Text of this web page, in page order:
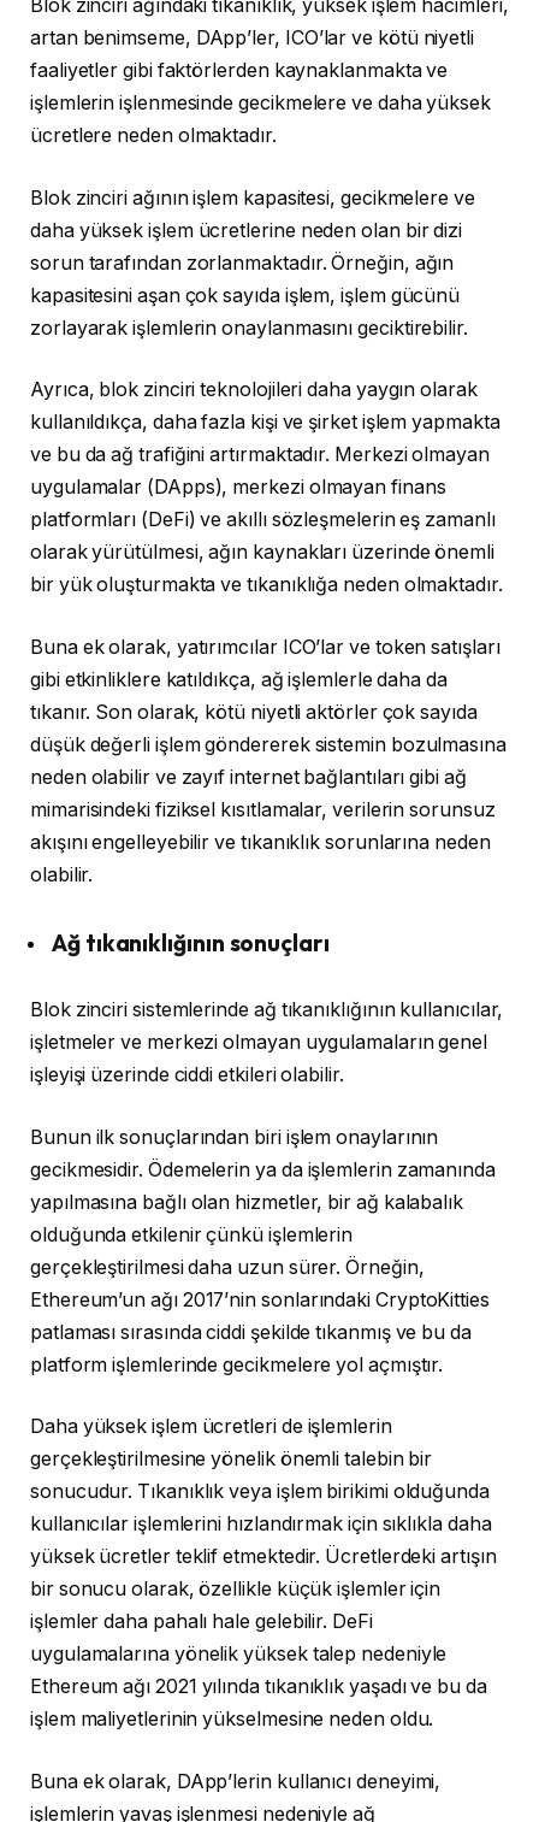
Blok zinciri ağındaki tıkanıklık, yüksek işlem hacimleri,
artan benimseme, DApp’ler, ICO’lar ve kötü niyetli
faaliyetler gibi faktörlerden kaynaklanmakta ve
işlemlerin işlenmesinde gecikmelere ve daha yüksek
ücretlere neden olmaktadır.
Blok zinciri ağının işlem kapasitesi, gecikmelere ve
daha yüksek işlem ücretlerine neden olan bir dizi
sorun tarafından zorlanmaktadır. Örneğin, ağın
kapasitesini aşan çok sayıda işlem, işlem gücünü
zorlayarak işlemlerin onaylanmasını geciktirebilir.
Ayrıca, blok zinciri teknolojileri daha yaygın olarak
kullanıldıkça, daha fazla kişi ve şirket işlem yapmakta
ve bu da ağ trafiğini artırmaktadır. Merkezi olmayan
uygulamalar (DApps), merkezi olmayan finans
platformları (DeFi) ve akıllı sözleşmelerin eş zamanlı
olarak yürütülmesi, ağın kaynakları üzerinde önemli
bir yük oluşturmakta ve tıkanıklığa neden olmaktadır.
Buna ek olarak, yatırımcılar ICO’lar ve token satışları
gibi etkinliklere katıldıkça, ağ işlemlerle daha da
tıkanır. Son olarak, kötü niyetli aktörler çok sayıda
düşük değerli işlem göndererek sistemin bozulmasına
neden olabilir ve zayıf internet bağlantıları gibi ağ
mimarisindeki fiziksel kısıtlamalar, verilerin sorunsuz
akışını engelleyebilir ve tıkanıklık sorunlarına neden
olabilir.
Ağ tıkanıklığının sonuçları
Blok zinciri sistemlerinde ağ tıkanıklığının kullanıcılar,
işletmeler ve merkezi olmayan uygulamaların genel
işleyişi üzerinde ciddi etkileri olabilir.
Bunun ilk sonuçlarından biri işlem onaylarının
gecikmesidir. Ödemelerin ya da işlemlerin zamanında
yapılmasına bağlı olan hizmetler, bir ağ kalabalık
olduğunda etkilenir çünkü işlemlerin
gerçekleştirilmesi daha uzun sürer. Örneğin,
Ethereum’un ağı 2017’nin sonlarındaki CryptoKitties
patlaması sırasında ciddi şekilde tıkanmış ve bu da
platform işlemlerinde gecikmelere yol açmıştır.
Daha yüksek işlem ücretleri de işlemlerin
gerçekleştirilmesine yönelik önemli talebin bir
sonucudur. Tıkanıklık veya işlem birikimi olduğunda
kullanıcılar işlemlerini hızlandırmak için sıklıkla daha
yüksek ücretler teklif etmektedir. Ücretlerdeki artışın
bir sonucu olarak, özellikle küçük işlemler için
işlemler daha pahalı hale gelebilir. DeFi
uygulamalarına yönelik yüksek talep nedeniyle
Ethereum ağı 2021 yılında tıkanıklık yaşadı ve bu da
işlem maliyetlerinin yükselmesine neden oldu.
Buna ek olarak, DApp’lerin kullanıcı deneyimi,
işlemlerin yavaş işlenmesi nedeniyle ağ